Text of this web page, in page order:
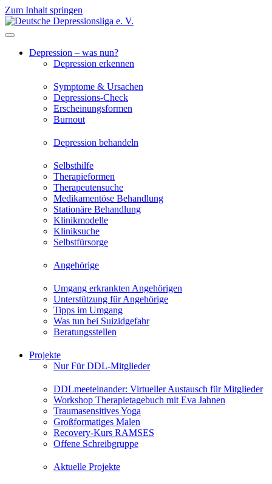
Zum Inhalt springen
Depression – was nun?
Depression erkennen
Symptome & Ursachen
Depressions-Check
Erscheinungsformen
Burnout
Depression behandeln
Selbsthilfe
Therapieformen
Therapeutensuche
Medikamentöse Behandlung
Stationäre Behandlung
Klinikmodelle
Kliniksuche
Selbstfürsorge
Angehörige
Umgang erkrankten Angehörigen
Unterstützung für Angehörige
Tipps im Umgang
Was tun bei Suizidgefahr
Beratungsstellen
Projekte
Nur Für DDL-Mitglieder
DDLmeeteinander: Virtueller Austausch für Mitglieder
Workshop Therapietagebuch mit Eva Jahnen
Traumasensitives Yoga
Großformatiges Malen
Recovery-Kurs RAMSES
Offene Schreibgruppe
Aktuelle Projekte